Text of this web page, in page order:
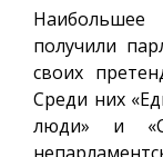
Наибольшее
получили
своих
Среди них
люди» и